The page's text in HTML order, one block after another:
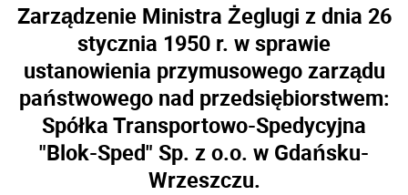
Zarządzenie Ministra Żeglugi z dnia 26
stycznia 1950 r. w sprawie
ustanowienia przymusowego zarządu
państwowego nad przedsiębiorstwem:
Spółka Transportowo-Spedycyjna
"Blok-Sped" Sp. z o.o. w Gdańsku-
Wrzeszczu.